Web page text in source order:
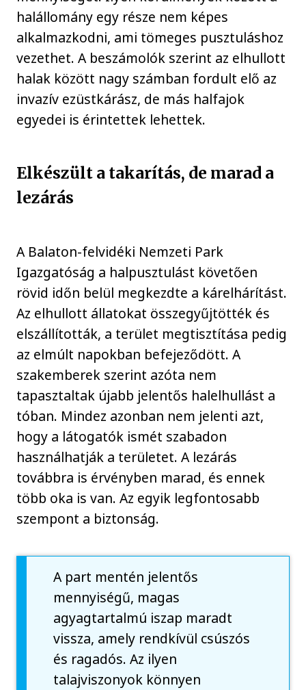
halállomány egy része nem képes
alkalmazkodni, ami tömeges pusztuláshoz
vezethet. A beszámolók szerint az elhullott
halak között nagy számban fordult elő az
invazív ezüstkárász, de más halfajok
egyedei is érintettek lehettek.
Elkészült a takarítás, de marad a
lezárás
A Balaton-felvidéki Nemzeti Park
Igazgatóság a halpusztulást követően
rövid időn belül megkezdte a kárelhárítást.
Az elhullott állatokat összegyűjtötték és
elszállították, a terület megtisztítása pedig
az elmúlt napokban befejeződött. A
szakemberek szerint azóta nem
tapasztaltak újabb jelentős halelhullást a
tóban. Mindez azonban nem jelenti azt,
hogy a látogatók ismét szabadon
használhatják a területet. A lezárás
továbbra is érvényben marad, és ennek
több oka is van. Az egyik legfontosabb
szempont a biztonság.
A part mentén jelentős
mennyiségű, magas
agyagtartalmú iszap maradt
vissza, amely rendkívül csúszós
és ragadós. Az ilyen
talajviszonyok könnyen